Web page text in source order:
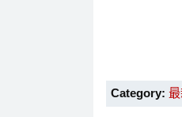
Category: